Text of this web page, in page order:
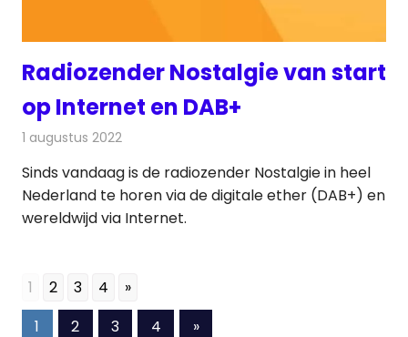
Radiozender Nostalgie van start
op Internet en DAB+
1 augustus 2022
Sinds vandaag is de radiozender Nostalgie in heel
Nederland te horen via de digitale ether (DAB+) en
wereldwijd via Internet.
1 2 3 4 »
Berichten
1 2 3 4 Volgende
»